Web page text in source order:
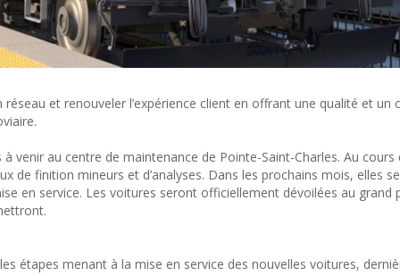
et renouveler l’expérience client en offrant une qualité et un
venir au centre de maintenance de Pointe-Saint-Charles. Au cours
de finition mineurs et d’analyses. Dans les prochains mois, elles
en service. Les voitures seront officiellement dévoilées au grand
étapes menant à la mise en service des nouvelles voitures,